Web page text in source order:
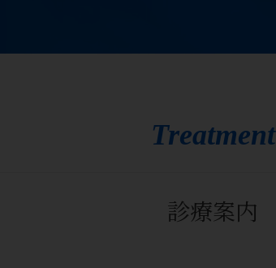
Treatment
診療案内